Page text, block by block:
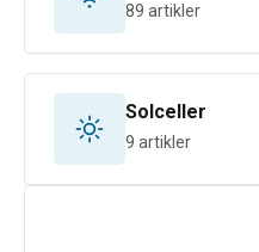
89 artikler
Solceller
9 artikler